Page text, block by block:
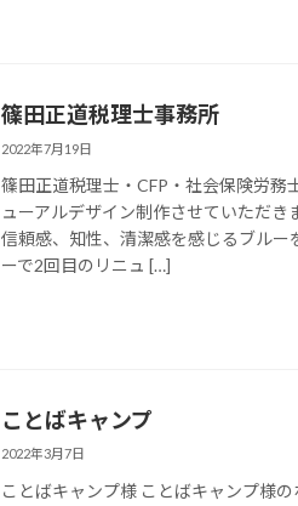
篠田正道税理士事務所
2022年7月19日
篠田正道税理士・CFP・社会保険労務
ューアルデザイン制作させていただき
信頼感、知性、清潔感を感じるブルー
ーで2回目のリニュ […]
ことばキャンプ
2022年3月7日
ことばキャンプ様 ことばキャンプ様